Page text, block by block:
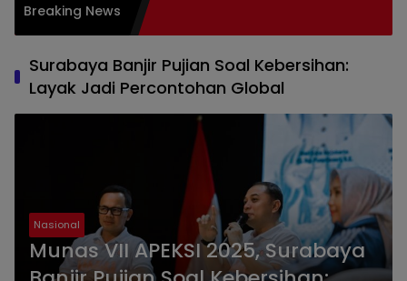
Breaking News
2031,
Surabaya Banjir Pujian Soal Kebersihan:
Layak Jadi Percontohan Global
Nasional
Munas VII APEKSI 2025, Surabaya